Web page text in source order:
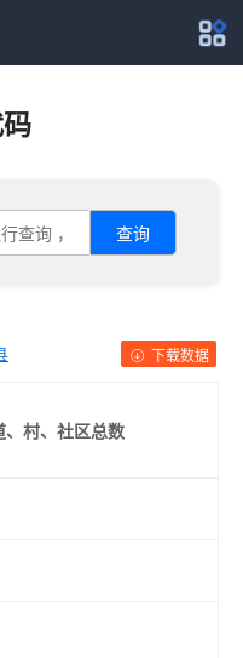
查询
下载数据
、村、社区总数